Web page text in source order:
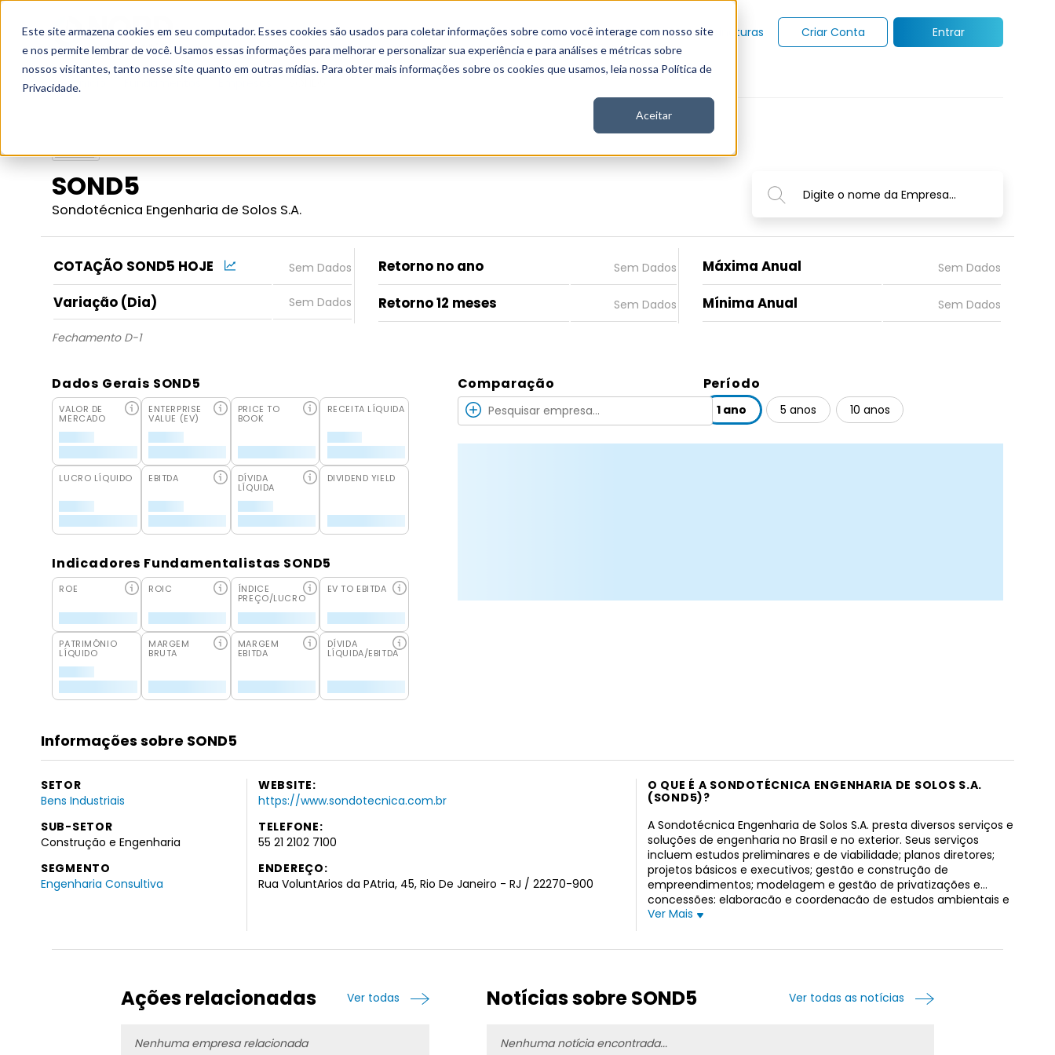
Este site armazena cookies em seu computador. Esses cookies são usados para coletar informações sobre como você interage com nosso site
e nos permite lembrar de você. Usamos essas informações para melhorar e personalizar sua experiência e para análises e métricas sobre
nossos visitantes, tanto nesse site quanto em outras mídias. Para obter mais informações sobre os cookies que usamos, leia nossa Política de
Privacidade.
Aceitar
Grupo Nord Seja Nord Gratuito Analítica Notícias Assinaturas Criar Conta Entrar
SOND5
Sondotécnica Engenharia de Solos S.A.
Digite o nome da Empresa...
COTAÇÃO SOND5 HOJE
Variação (Dia)
Retorno no ano
Retorno 12 meses
Máxima Anual
Mínima Anual
Fechamento D-1
Dados Gerais SOND5
VALOR DE
MERCADO
ENTERPRISE
VALUE (EV)
PRICE TO
BOOK
RECEITA LÍQUIDA
LUCRO LÍQUIDO EBITDA DÍVIDA
LÍQUIDA
DIVIDEND YIELD
Indicadores Fundamentalistas SOND5
ROE ROIC ÍNDICE
PREÇO/LUCRO
EV TO EBITDA
PATRIMÔNIO
LÍQUIDO
MARGEM
BRUTA
MARGEM
EBITDA
DÍVIDA
LÍQUIDA/EBITDA
Comparação Período
1 ano 5 anos 10 anos
Informações sobre SOND5
SETOR
Bens Industriais
SUB-SETOR
Construção e Engenharia
SEGMENTO
Engenharia Consultiva
WEBSITE:
https://www.sondotecnica.com.br
TELEFONE:
55 21 2102 7100
ENDEREÇO:
Rua VoluntArios da PAtria, 45, Rio De Janeiro - RJ / 22270-900
O QUE É A SONDOTÉCNICA ENGENHARIA DE SOLOS S.A.
(SOND5)?
A Sondotécnica Engenharia de Solos S.A. presta diversos serviços e
soluções de engenharia no Brasil e no exterior. Seus serviços
incluem estudos preliminares e de viabilidade; planos diretores;
projetos básicos e executivos; gestão e construção de
empreendimentos; modelagem e gestão de privatizações e
concessões; elaboração e coordenação de estudos ambientais e
assessoria técnica na obtenção das licenças necessárias à
para projetos nas áreas de transporte, hidráulica pesada, meio
ambiente, saneamento, óleo e gás, saneamento e eletricidade. A
Ver Mais
Ações relacionadas Ver todas
Nenhuma empresa relacionada
Notícias sobre SOND5 Ver todas as notícias
Nenhuma notícia encontrada...